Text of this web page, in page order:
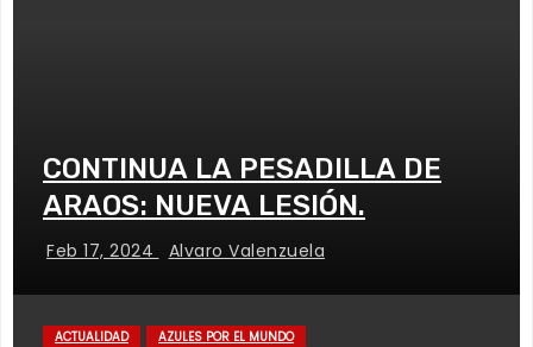
CONTINUA LA PESADILLA DE
ARAOS: NUEVA LESIÓN.
Feb 17, 2024 Alvaro Valenzuela
ACTUALIDAD AZULES POR EL MUNDO